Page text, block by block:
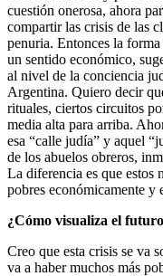
cuestión onerosa, ahora
compartir las crisis de las
penuria. Entonces la
un sentido económico,
al nivel de la conciencia
Argentina. Quiero decir
rituales, ciertos circuitos
media alta para arriba.
esa “calle judía” y aquel
de los abuelos obreros,
La diferencia es que estos
pobres económicamente
¿Cómo visualiza el
Creo que esta crisis se va
va a haber muchos más